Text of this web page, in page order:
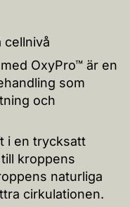
cellnivå
OxyPro™ är en
som
och
i en trycksatt
kroppens
naturliga
cirkulationen.